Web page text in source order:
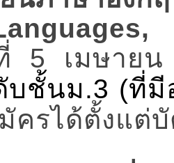
ที่ 5 เมษา
บชั้นม.3 (ที่
ครได้ตั้งแต่